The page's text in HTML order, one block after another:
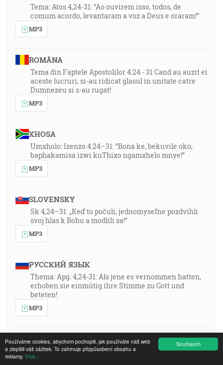
Souhlasím
Používáme cookies, abychom pochopili, jak používáte náš web
a zlepšili váš zážitek. To zahrnuje přizpůsobení obsahu a
reklamy. Více...
Tema: Atos 4,24-31: “Ao ouvirem isso, todos, de
comum acordo, levantaram a voz a Deus e oraram!”
MP3
ROMÂNA
Tema din Faptele Apostolilor 4:24 - 31 Cand au auzit ei
aceste lucruri, si-au ridicat glasul in unitate catre
Dumnezeu si s-au rugat!
MP3
XHOSA
Umxholo: Izenzo 4:24–31: “Bona ke, bekuvile oko,
baphakamisa izwi kuThixo ngamxhelo mnye!”
MP3
SLOVENSKY
Sk 4,24–31: „Keď to počuli, jednomyseľne pozdvihli
svoj hlas k Bohu a modlili sa!“
MP3
РУССКИЙ ЯЗЫК
Thema: Apg. 4,24-31: Als jene es vernommen hatten,
erhoben sie einmütig ihre Stimme zu Gott und
beteten!
MP3
FRANÇAIS
Thema: Apg. 4,24-31: Als jene es vernommen hatten,
erhoben sie einmütig ihre Stimme zu Gott und